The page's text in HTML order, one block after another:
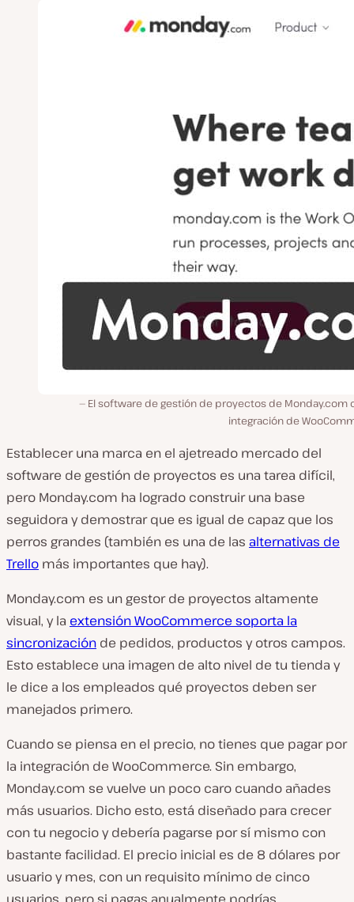
El software de gestión de proyectos de Monday.com
integración de
Establecer una marca en el ajetreado mercado del
software de gestión de proyectos es una tarea difícil,
pero Monday.com ha logrado construir una base
seguidora y demostrar que es igual de capaz que los
perros grandes (también es una de las alternativas de
Trello más importantes que hay).
Monday.com es un gestor de proyectos altamente
visual, y la extensión WooCommerce soporta la
sincronización de pedidos, productos y otros campos.
Esto establece una imagen de alto nivel de tu tienda y
le dice a los empleados qué proyectos deben ser
manejados primero.
Cuando se piensa en el precio, no tienes que pagar por
la integración de WooCommerce. Sin embargo,
Monday.com se vuelve un poco caro cuando añades
más usuarios. Dicho esto, está diseñado para crecer
con tu negocio y debería pagarse por sí mismo con
bastante facilidad. El precio inicial es de 8 dólares por
usuario y mes, con un requisito mínimo de cinco
usuarios, pero si pagas anualmente podrías